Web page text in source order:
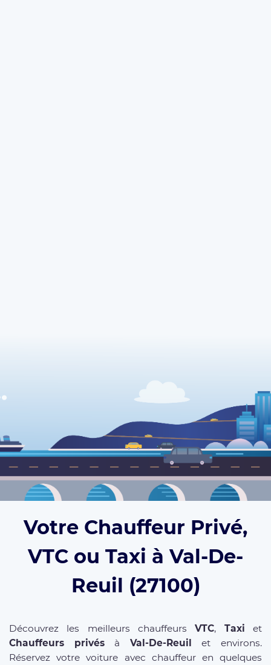
Votre Chauffeur Privé,
VTC ou Taxi à Val-De-
Reuil (27100)
Découvrez les meilleurs chauffeursVTC, Taxi et
Chauffeurs privésà Val-De-Reuil et environs.
Réservez votre voiture avec chauffeur en quelques